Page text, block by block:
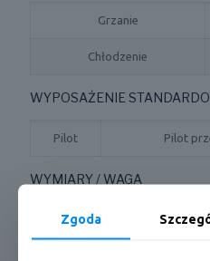
Grzanie
Chłodzenie
WYPOSAŻENIE
Pilot Pilot
WYMIARY / WAGA
Długość x wysokość x
wewn.
Zgoda